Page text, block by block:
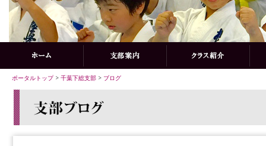
ポータルトップ> 千葉下総支部 > ブログ